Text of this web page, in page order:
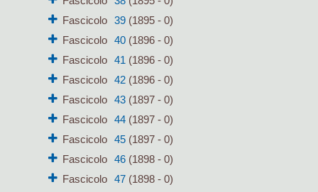
Fascicolo
39(1895 - 0)
Fascicolo
40(1896 - 0)
Fascicolo
41 (1896 - 0)
Fascicolo
42(1896 - 0)
Fascicolo
43(1897 - 0)
Fascicolo
44(1897 - 0)
Fascicolo
45(1897 - 0)
Fascicolo
46(1898 - 0)
Fascicolo
47(1898 - 0)